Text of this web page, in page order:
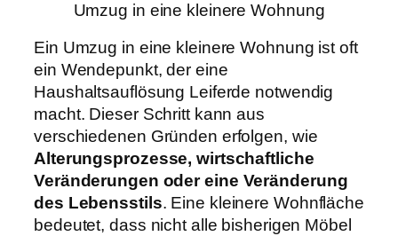
Umzug in eine kleinere Wohnung
Ein Umzug in eine kleinere Wohnung ist oft
ein Wendepunkt, der eine
Haushaltsauflösung Leiferde notwendig
macht. Dieser Schritt kann aus
verschiedenen Gründen erfolgen, wie
Alterungsprozesse, wirtschaftliche
Veränderungen oder eine Veränderung
des Lebensstils. Eine kleinere Wohnfläche
bedeutet, dass nicht alle bisherigen Möbel